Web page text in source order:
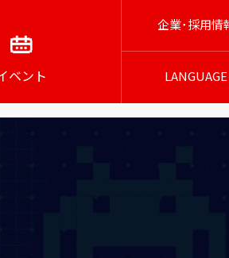
ベント
企業･採用情
LANGUAGE